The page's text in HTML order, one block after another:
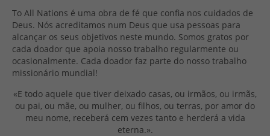
To All Nations é uma obra de fé que confia nos cuidados de
Deus. Nós acreditamos num Deus que usa pessoas para
alcançar os seus objetivos neste mundo. Somos gratos por
cada doador que apoia nosso trabalho regularmente ou
ocasionalmente. Cada doador faz parte do nosso trabalho
missionário mundial!
«E todo aquele que tiver deixado casas, ou irmãos, ou irmãs,
ou pai, ou mãe, ou mulher, ou filhos, ou terras, por amor do
meu nome, receberá cem vezes tanto e herderá a vida
eterna.».